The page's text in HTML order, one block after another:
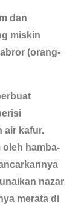
dan
miskin
(orang-
air kafur.
oleh hamba-
nazar
merata di